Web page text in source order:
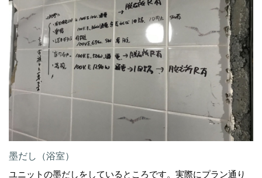
墨だし（浴室）
ユニットの墨だしをしているところです。実際にプラン通り